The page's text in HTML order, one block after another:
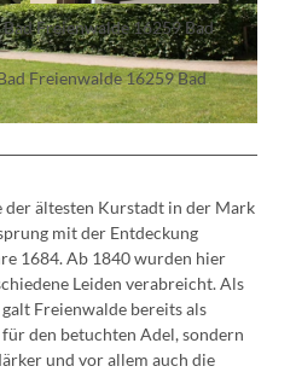
© Michael Schön
Freienwalde 16259 Bad
Freienwalde 16259 Bad
ältesten Kurstadt in der Mark
mit der Entdeckung
1684. Ab 1840 wurden hier
Leiden verabreicht. Als
Freienwalde bereits als
den betuchten Adel, sondern
und vor allem auch die